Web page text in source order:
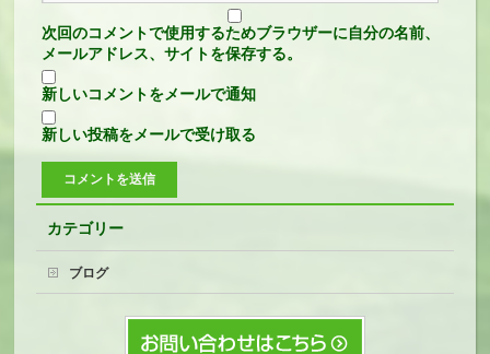
次回のコメントで使用するためブラウザーに自分の名前、
メールアドレス、サイトを保存する。
新しいコメントをメールで通知
新しい投稿をメールで受け取る
カテゴリー
ブログ